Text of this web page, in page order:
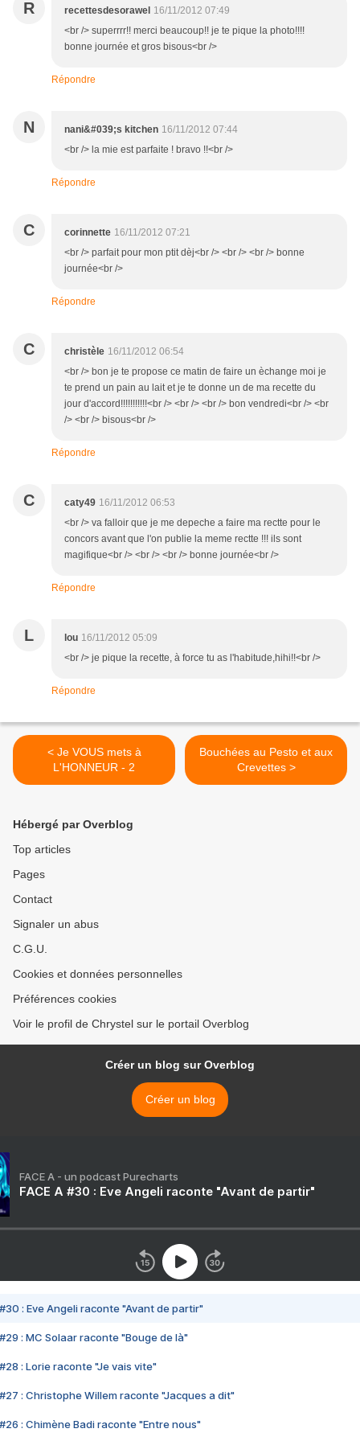
R recettesdesorawel 16/11/2012 07:49
<br /> superrrr!! merci beaucoup!! je te pique la photo!!!!
bonne journée et gros bisous<br />
Répondre
N nani&#039;s kitchen 16/11/2012 07:44
<br /> la mie est parfaite ! bravo !!<br />
Répondre
C corinnette 16/11/2012 07:21
<br /> parfait pour mon ptit dèj<br /> <br /> <br /> bonne
journée<br />
Répondre
C christèle 16/11/2012 06:54
<br /> bon je te propose ce matin de faire un èchange moi je
te prend un pain au lait et je te donne un de ma recette du
jour d'accord!!!!!!!!!!!<br /> <br /> <br /> bon vendredi<br /> <br
/> <br /> bisous<br />
Répondre
C caty49 16/11/2012 06:53
<br /> va falloir que je me depeche a faire ma rectte pour le
concors avant que l'on publie la meme rectte !!! ils sont
magifique<br /> <br /> <br /> bonne journée<br />
Répondre
L lou 16/11/2012 05:09
<br /> je pique la recette, à force tu as l'habitude,hihi!!<br />
Répondre
< Je VOUS mets à
L'HONNEUR - 2
Bouchées au Pesto et aux
Crevettes >
Hébergé par Overblog
Top articles
Pages
Contact
Signaler un abus
C.G.U.
Cookies et données personnelles
Préférences cookies
Voir le profil de Chrystel sur le portail Overblog
Créer un blog sur Overblog
Créer un blog
FACE A - un podcast Purecharts
FACE A #30 : Eve Angeli raconte "Avant de partir"
#30 : Eve Angeli raconte "Avant de partir"
#29 : MC Solaar raconte "Bouge de là"
#28 : Lorie raconte "Je vais vite"
#27 : Christophe Willem raconte "Jacques a dit"
#26 : Chimène Badi raconte "Entre nous"